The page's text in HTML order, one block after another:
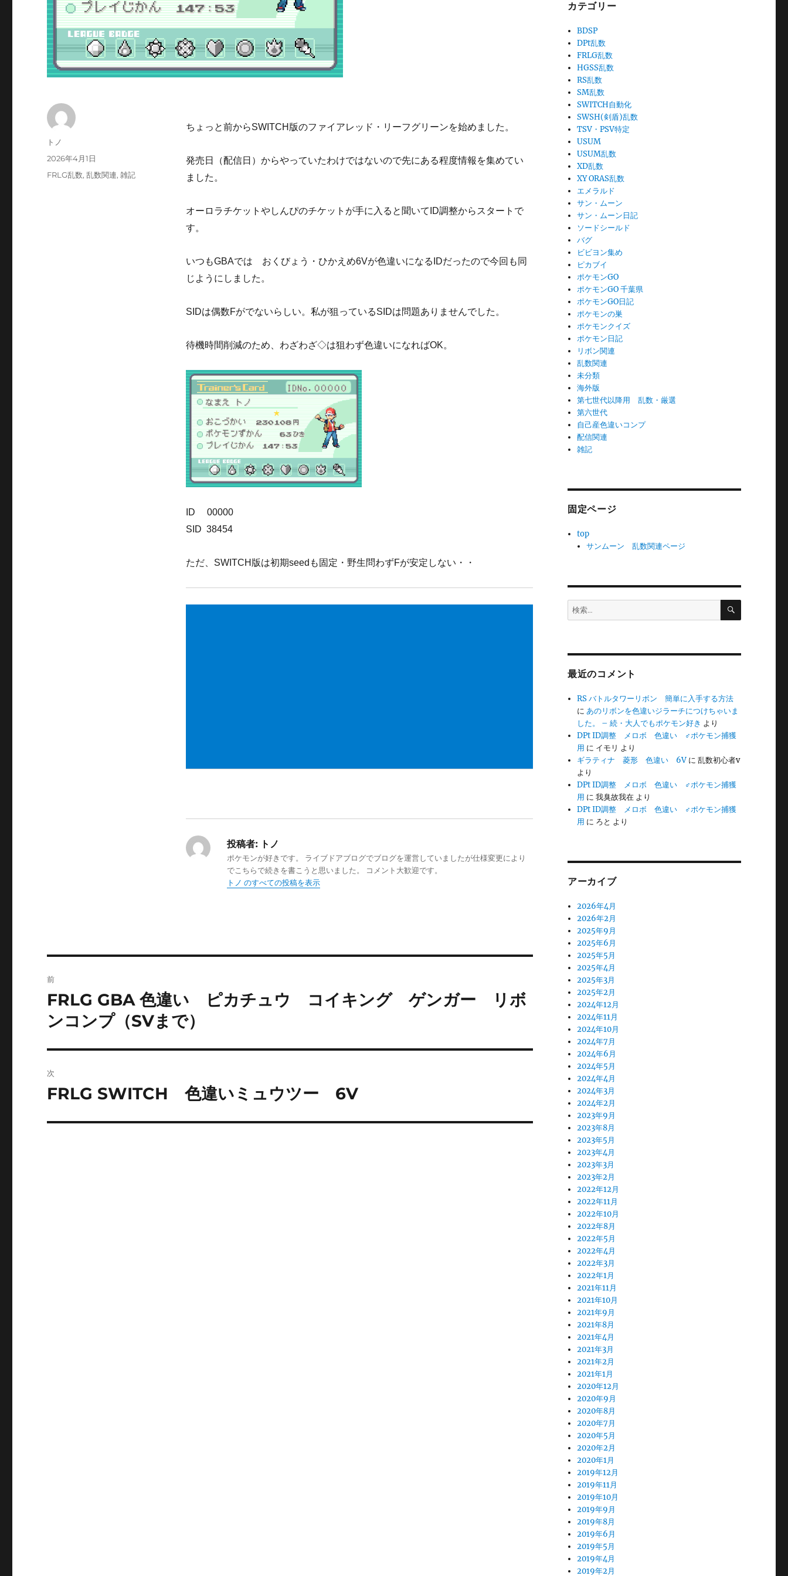
ちょっと前からSWITCH版のファイアレッド・リーフグリーンを始めました。
発売日（配信日）からやっていたわけではないので先にある程度情報を集めてい
ました。
オーロラチケットやしんぴのチケットが手に入ると聞いてID調整からスタートで
す。
いつもGBAでは おくびょう・ひかえめ6Vが色違いになるIDだったので今回も同
じようにしました。
SIDは偶数Fがでないらしい。私が狙っているSIDは問題ありませんでした。
待機時間削減のため、わざわざ◇は狙わず色違いになればOK。
ID 00000
SID 38454
ただ、SWITCH版は初期seedも固定・野生問わずFが安定しない・・
投稿者:トノ
ポケモンが好きです。 ライブドアブログでブログを運営していましたが仕様変更により
でこちらで続きを書こうと思いました。 コメント大歓迎です。
トノ のすべての投稿を表示
投
トノ
投
2026年4月1日
カ
FRLG乱数,乱数関連,雑記
稿
ナ
ゲ
ー
前
前
の
投
稿:
FRLG GBA 色違い ピカチュウ コイキング ゲンガー リボ
ンコンプ（SVまで）
次
次
投
FRLG SWITCH 色違いミュウツー 6V
カテゴリー
BDSP
DPt乱数
FRLG乱数
HGSS乱数
RS乱数
SM乱数
SWITCH自動化
SWSH(剣盾)乱数
TSV・PSV特定
USUM
USUM乱数
XD乱数
XY ORAS乱数
エメラルド
サン・ムーン
サン・ムーン日記
ソードシールド
バグ
ビビヨン集め
ピカブイ
ポケモンGO
ポケモンGO 千葉県
ポケモンGO日記
ポケモンの巣
ポケモンクイズ
ポケモン日記
リボン関連
乱数関連
未分類
海外版
第七世代以降用 乱数・厳選
第六世代
自己産色違いコンプ
配信関連
雑記
固定ページ
top
サンムーン 乱数関連ページ
検
索:
検
最近のコメント
RS バトルタワーリボン 簡単に入手する方法
にあのリボンを色違いジラーチにつけちゃいま
した。 – 続・大人でもポケモン好き より
DPt ID調整 メロボ 色違い ♂ポケモン捕獲
用 に イモリ より
ギラティナ 菱形 色違い 6V に乱数初心者v
より
DPt ID調整 メロボ 色違い ♂ポケモン捕獲
用 に我臭故我在 より
DPt ID調整 メロボ 色違い ♂ポケモン捕獲
用 に ろと より
アーカイブ
2026年4月
2026年2月
2025年9月
2025年6月
2025年5月
2025年4月
2025年3月
2025年2月
2024年12月
2024年11月
2024年10月
2024年7月
2024年6月
2024年5月
2024年4月
2024年3月
2024年2月
2023年9月
2023年8月
2023年5月
2023年4月
2023年3月
2023年2月
2022年12月
2022年11月
2022年10月
2022年8月
2022年5月
2022年4月
2022年3月
2022年1月
2021年11月
2021年10月
2021年9月
2021年8月
2021年4月
2021年3月
2021年2月
2021年1月
2020年12月
2020年9月
2020年8月
2020年7月
2020年5月
2020年2月
2020年1月
2019年12月
2019年11月
2019年10月
2019年9月
2019年8月
2019年6月
2019年5月
2019年4月
2019年2月